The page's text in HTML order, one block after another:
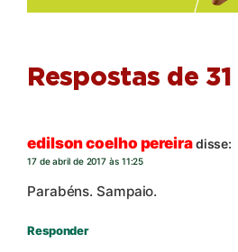
Respostas de 31
edilson coelho pereiradisse:
17 de abril de 2017 às 11:25
Parabéns. Sampaio.
Responder